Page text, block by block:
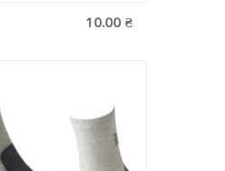
10.00 ₴